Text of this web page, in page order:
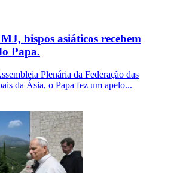
bispos asiáticos recebem
Papa.
Plenária da Federação das
da Ásia, o Papa fez um apelo...